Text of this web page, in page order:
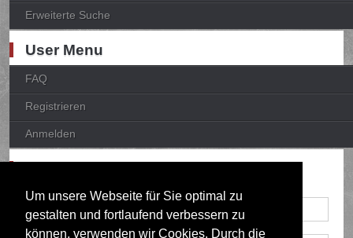
Um unsere Webseite für Sie optimal zu
gestalten und fortlaufend verbessern zu
können, verwenden wir Cookies. Durch die
Erweiterte Suche
User Menu
FAQ
Registrieren
Anmelden